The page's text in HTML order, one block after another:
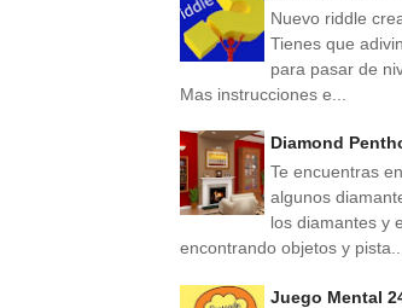
Nuevo riddle
Tienes que
para pasar de
Mas instrucciones e...
Diamond
Te encuentras
algunos
los diamantes y
encontrando objetos y pista...
Juego Mental